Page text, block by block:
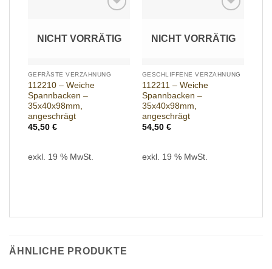
NICHT VORRÄTIG
GEFRÄSTE VERZAHNUNG
112210 – Weiche
Spannbacken –
35x40x98mm,
angeschrägt
45,50 €
exkl. 19 % MwSt.
NICHT VORRÄTIG
GESCHLIFFENE VERZAHNUNG
112211 – Weiche
Spannbacken –
35x40x98mm,
angeschrägt
54,50 €
exkl. 19 % MwSt.
ÄHNLICHE PRODUKTE